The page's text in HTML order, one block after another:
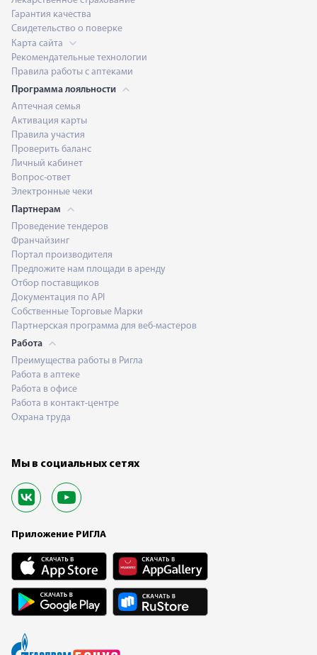
Гарантия качества
Свидетельство о поверке
Карта сайта
Рекомендательные технологии
Правила работы с аптеками
Программа лояльности
Аптечная семья
Активация карты
Правила участия
Проверить баланс
Личный кабинет
Вопрос-ответ
Электронные чеки
Партнерам
Проведение тендеров
Франчайзинг
Портал производителя
Предложите нам площади в аренду
Отбор поставщиков
Документация по API
Собственные Торговые Марки
Партнерская программа для веб-мастеров
Работа
Преимущества работы в Ригла
Работа в аптеке
Работа в офисе
Работа в контакт-центре
Охрана труда
Мы в социальных сетях
Приложение РИГЛА